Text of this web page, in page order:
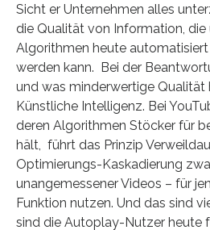
Sicht er Unternehmen alles
die Qualität von Information, die
Algorithmen heute
werden kann. Bei der
und was minderwertige Qualität
Künstliche Intelligenz. Bei
deren Algorithmen Stöcker für
hält, führt das Prinzip
Optimierungs-Kaskadierung
unangemessener Videos – für
Funktion nutzen. Und das sind
sind die Autoplay-Nutzer heute